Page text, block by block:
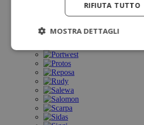
RIFIUTA TUTTO
MOSTRA DETTAGLI